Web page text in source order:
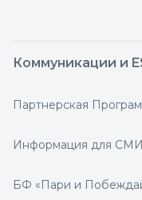
Коммуникации и
Партнерская
Информация для СМИ
БФ «Пари и